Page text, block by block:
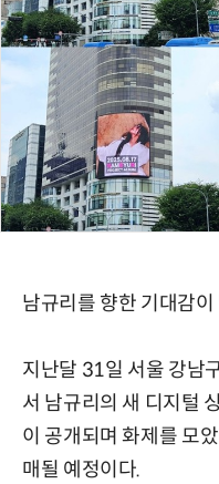
남규리를 향한 기대감
지난달 31일 서울 강남
서 남규리의 새 디지털
이 공개되며 화제를 모
매될 예정이다.